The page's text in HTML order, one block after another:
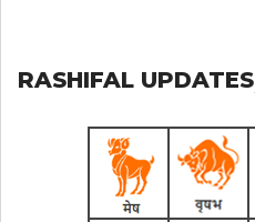
RASHIFAL UPDATES